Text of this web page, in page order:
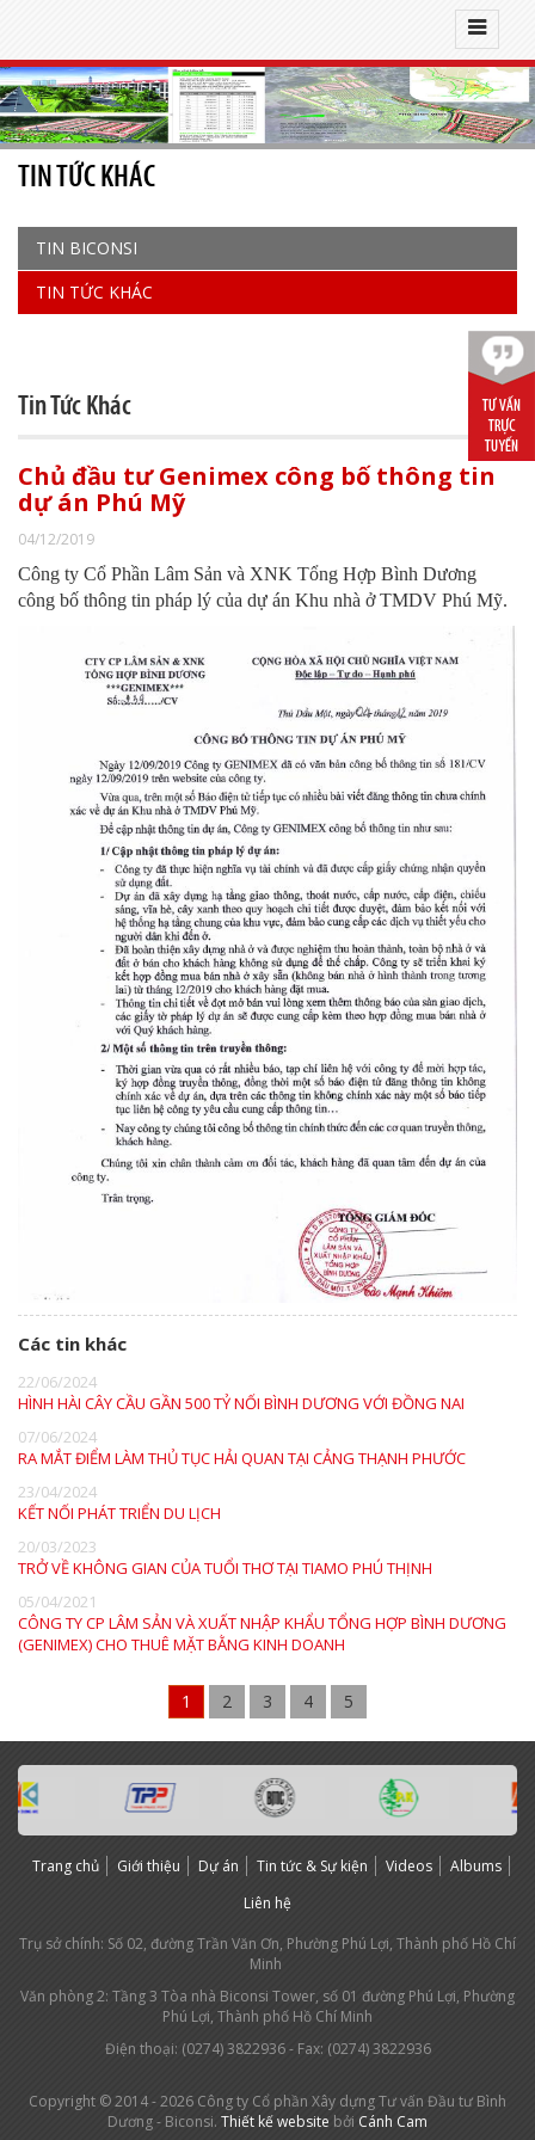
TIN TỨC KHÁC
TIN BICONSI
TIN TỨC KHÁC
Tin Tức Khác
Chủ đầu tư Genimex công bố thông tin
dự án Phú Mỹ
04/12/2019
Công ty Cổ Phần Lâm Sản và XNK Tổng Hợp Bình Dương
công bố thông tin pháp lý của dự án Khu nhà ở TMDV Phú Mỹ.
Các tin khác
22/06/2024
HÌNH HÀI CÂY CẦU GẦN 500 TỶ NỐI BÌNH DƯƠNG VỚI ĐỒNG NAI
07/06/2024
RA MẮT ĐIỂM LÀM THỦ TỤC HẢI QUAN TẠI CẢNG THẠNH PHƯỚC
23/04/2024
KẾT NỐI PHÁT TRIỂN DU LỊCH
20/03/2023
TRỞ VỀ KHÔNG GIAN CỦA TUỔI THƠ TẠI TIAMO PHÚ THỊNH
05/04/2021
CÔNG TY CP LÂM SẢN VÀ XUẤT NHẬP KHẨU TỔNG HỢP BÌNH DƯƠNG
(GENIMEX) CHO THUÊ MẶT BẰNG KINH DOANH
1 2 3 4 5
Trang chủ Giới thiệu Dự án Tin tức & Sự kiện Videos
Albums
Liên hệ
Trụ sở chính: Số 02, đường Trần Văn Ơn, Phường Phú Lợi, Thành phố Hồ Chí
Minh
Văn phòng 2: Tầng 3 Tòa nhà Biconsi Tower, số 01 đường Phú Lợi, Phường
Phú Lợi, Thành phố Hồ Chí Minh
Điện thoại: (0274) 3822936- Fax: (0274) 3822936
Copyright © 2014 - 2026 Công ty Cổ phần Xây dựng Tư vấn Đầu tư Bình
Dương - Biconsi. Thiết kế website bởi Cánh Cam